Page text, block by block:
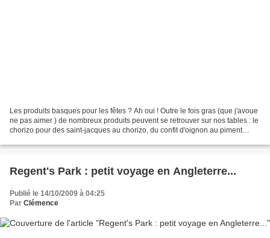
Les produits basques pour les fêtes ? Ah oui ! Outre le fois gras (que j'avoue
ne pas aimer ) de nombreux produits peuvent se retrouver sur nos tables : le
chorizo pour des saint-jacques au chorizo, du confit d'oignon au piment
Regent's Park : petit voyage en Angleterre...
Publié le 14/10/2009 à 04:25
Par Clémence